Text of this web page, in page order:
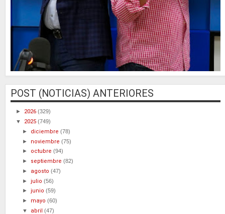
POST (NOTICIAS) ANTERIORES
► 2026 (329)
▼ 2025 (749)
► diciembre(78)
► noviembre(75)
► octubre(94)
► septiembre(82)
► agosto(47)
►julio(56)
►junio(59)
► mayo(60)
▼ abril(47)